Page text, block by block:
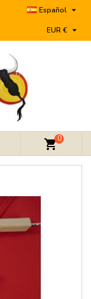
Español 
EUR € 
shopping_cart0